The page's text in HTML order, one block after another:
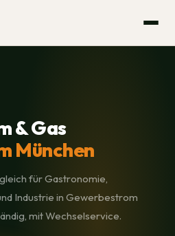
& Gas
München
für Gastronomie,
Industrie in Gewerbestrom
mit Wechselservice.